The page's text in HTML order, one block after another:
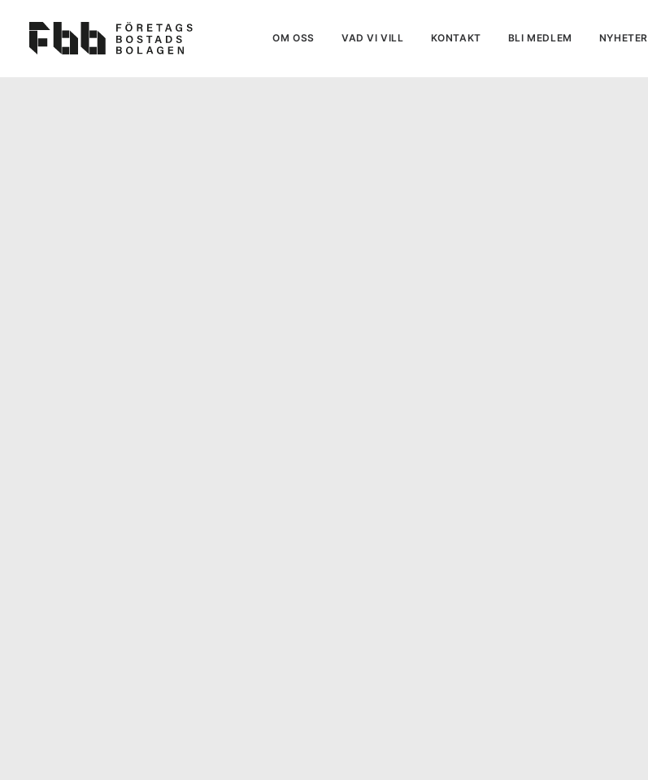
OM OSS VAD VI VILL KONTAKT BLI MEDLEM NYHETER